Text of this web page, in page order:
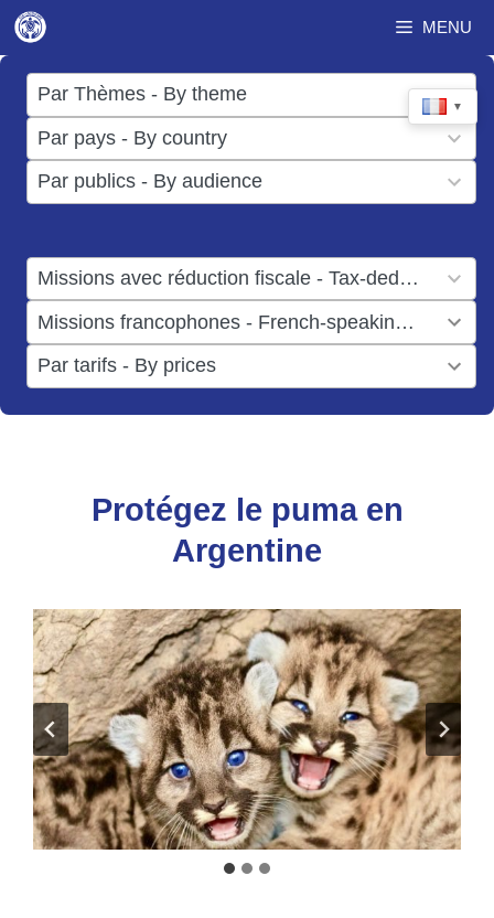
Aller
au
contenu
MENU
▼
Par Thèmes - By theme
17
results
available
Par pays - By country
50
results
available
Par publics - By audience
results
Missions avec réduction fiscale - Tax-deductible missions
result
available
Missions francophones - French-speaking missions
result
available
Par tarifs - By prices
results
available
Protégez le puma en
Argentine